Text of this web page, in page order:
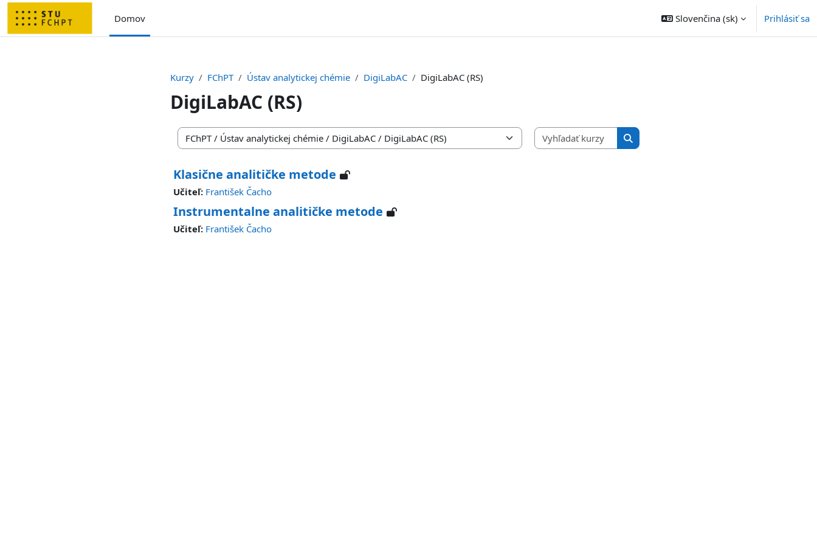
Preskočiť na hlavný obsah
Domov
Slovenčina ‎(sk)‎ Prihlásiť sa
Kurzy FChPT Ústav analytickej chémie DigiLabAC DigiLabAC (RS)
DigiLabAC (RS)
Kategórie kurzov
Vyhľadať kurzy
Vyhľadať kurzy
Klasične analitičke metode
Učiteľ: František Čacho
Instrumentalne analitičke metode
Učiteľ: František Čacho